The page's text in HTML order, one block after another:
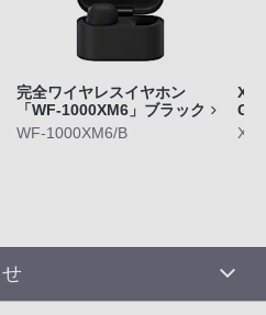
完全ワイヤレスイヤホン
「WF-1000XM6」ブラック
WF-1000XM6/B